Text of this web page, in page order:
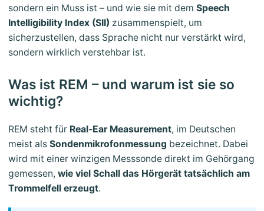
sondern ein Muss ist – und wie sie mit dem Speech
Intelligibility Index (SII) zusammenspielt, um
sicherzustellen, dass Sprache nicht nur verstärkt wird,
sondern wirklich verstehbar ist.
Was ist REM – und warum ist sie so
wichtig?
REM steht für Real-Ear Measurement, im Deutschen
meist als Sondenmikrofonmessung bezeichnet. Dabei
wird mit einer winzigen Messsonde direkt im Gehörgang
gemessen, wie viel Schall das Hörgerät tatsächlich am
Trommelfell erzeugt.